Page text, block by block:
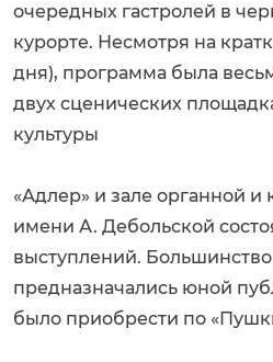
очередных гастролей в
курорте. Несмотря на
дня), программа была
двух сценических
культуры
«Адлер» и зале органной
имени А. Дебольской
выступлений.
предназначались юной
было приобрести по